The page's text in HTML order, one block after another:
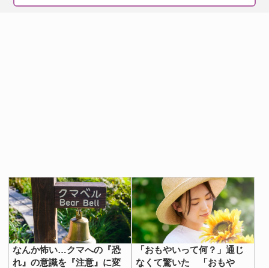
なんか怖い…クマへの『恐
れ』の意識を『注意』に変
「おもやいって何？」通じ
なくて驚いた 「おもや